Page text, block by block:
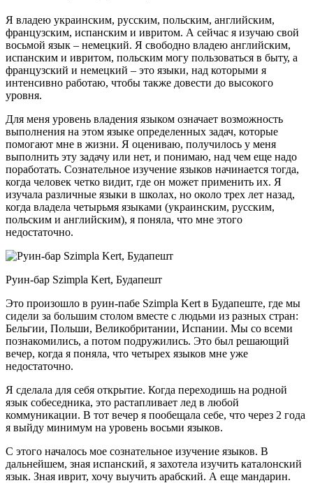
Я владею украинским, русским, польским, английским,
французским, испанским и ивритом. А сейчас я изучаю свой
восьмой язык – немецкий. Я свободно владею английским,
испанским и ивритом, польским могу пользоваться в быту, а
французский и немецкий – это языки, над которыми я
интенсивно работаю, чтобы также довести до высокого
уровня.
Для меня уровень владения языком означает возможность
выполнения на этом языке определенных задач, которые
помогают мне в жизни. Я оцениваю, получилось у меня
выполнить эту задачу или нет, и понимаю, над чем еще надо
поработать. Сознательное изучение языков начинается тогда,
когда человек четко видит, где он может применить их. Я
изучала различные языки в школах, но около трех лет назад,
когда владела четырьмя языками (украинским, русским,
польским и английским), я поняла, что мне этого
недостаточно.
Руин-бар Szimpla Kert, Будапешт
Это произошло в руин-пабе Szimpla Kert в Будапеште, где мы
сидели за большим столом вместе с людьми из разных стран:
Бельгии, Польши, Великобритании, Испании. Мы со всеми
познакомились, а потом подружились. Это был решающий
вечер, когда я поняла, что четырех языков мне уже
недостаточно.
Я сделала для себя открытие. Когда переходишь на родной
язык собеседника, это растапливает лед в любой
коммуникации. В тот вечер я пообещала себе, что через 2 года
я выйду минимум на уровень восьми языков.
С этого началось мое сознательное изучение языков. В
дальнейшем, зная испанский, я захотела изучить каталонский
язык. Зная иврит, хочу выучить арабский. А еще мандарин.